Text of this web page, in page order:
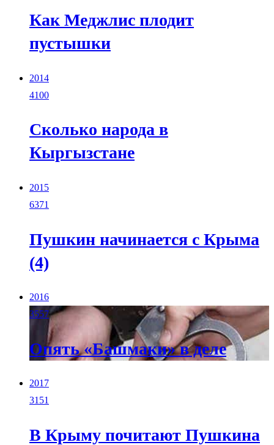
Как Меджлис плодит
пустышки
2014
4100
Сколько народа в
Кыргызстане
2015
6371
Пушкин начинается с Крыма
(4)
2016
3557
Опять «Башмаки» в деле
2017
3151
В Крыму почитают Пушкина